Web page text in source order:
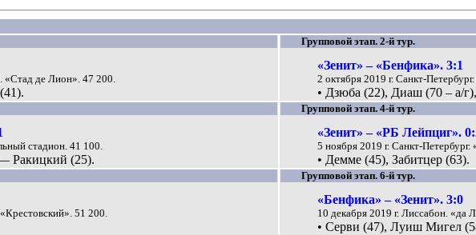
«Стад де Лион». 47 200.
Групповой этап. 2-й тур.
«Зенит» – «Бенфика». 3:1
2 октября 2019 г. Санкт-
• Дзюба (22), Диаш (70 – а/
стадион. 41 100.
Ракицкий (25).
Групповой этап. 4-й тур.
«Зенит» – «РБ Лейпциг».
5 ноября 2019 г. Санкт-
• Демме (45), Забитцер (63).
51 200.
Групповой этап. 6-й тур.
«Бенфика» – «Зенит». 3:0
10 декабря 2019 г. Лиссабон. «да
• Серви (47), Луиш Мигел